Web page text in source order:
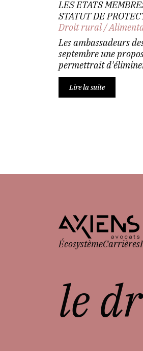
LES ETATS
STATUT DE
Droit rural/
Les ambassadeurs
septembre une
permettrait
Lire la suite
ÉcosystèmeCarrières
le